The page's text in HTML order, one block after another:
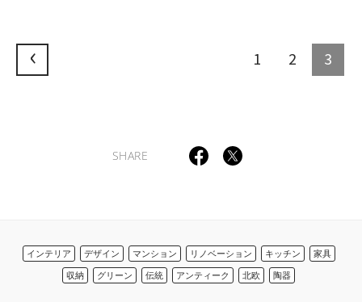
1 2 3
SHARE
インテリア デザイン マンション リノベーション キッチン
家具
収納
グリーン 伝統 アンティーク 北欧 陶器